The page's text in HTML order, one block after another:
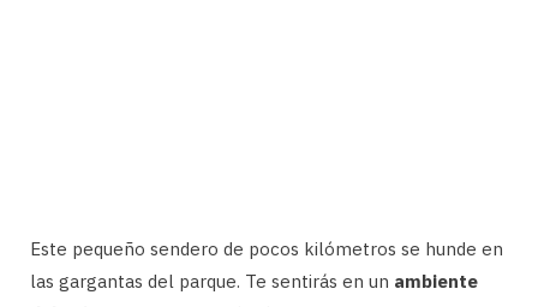
Este pequeño sendero de pocos kilómetros se hunde en
las gargantas del parque. Te sentirás en un ambiente